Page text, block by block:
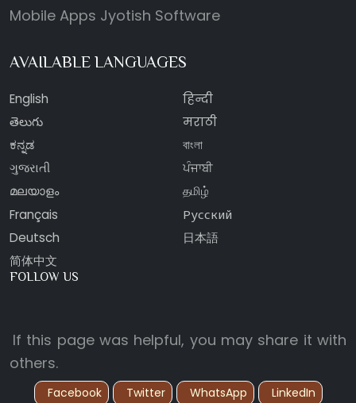
Mobile Apps Jyotish Software
AVAILABLE LANGUAGES
English
हिन्दी
తెలుగు
मराठी
ಕನ್ನಡ
বাংলা
ગુજરાતી
ਪੰਜਾਬੀ
മലയാളം
தமிழ்
Français
Русский
Deutsch
日本語
简体中文
FOLLOW US
If this page was helpful, you may share it with
others.
Facebook Twitter WhatsApp LinkedIn